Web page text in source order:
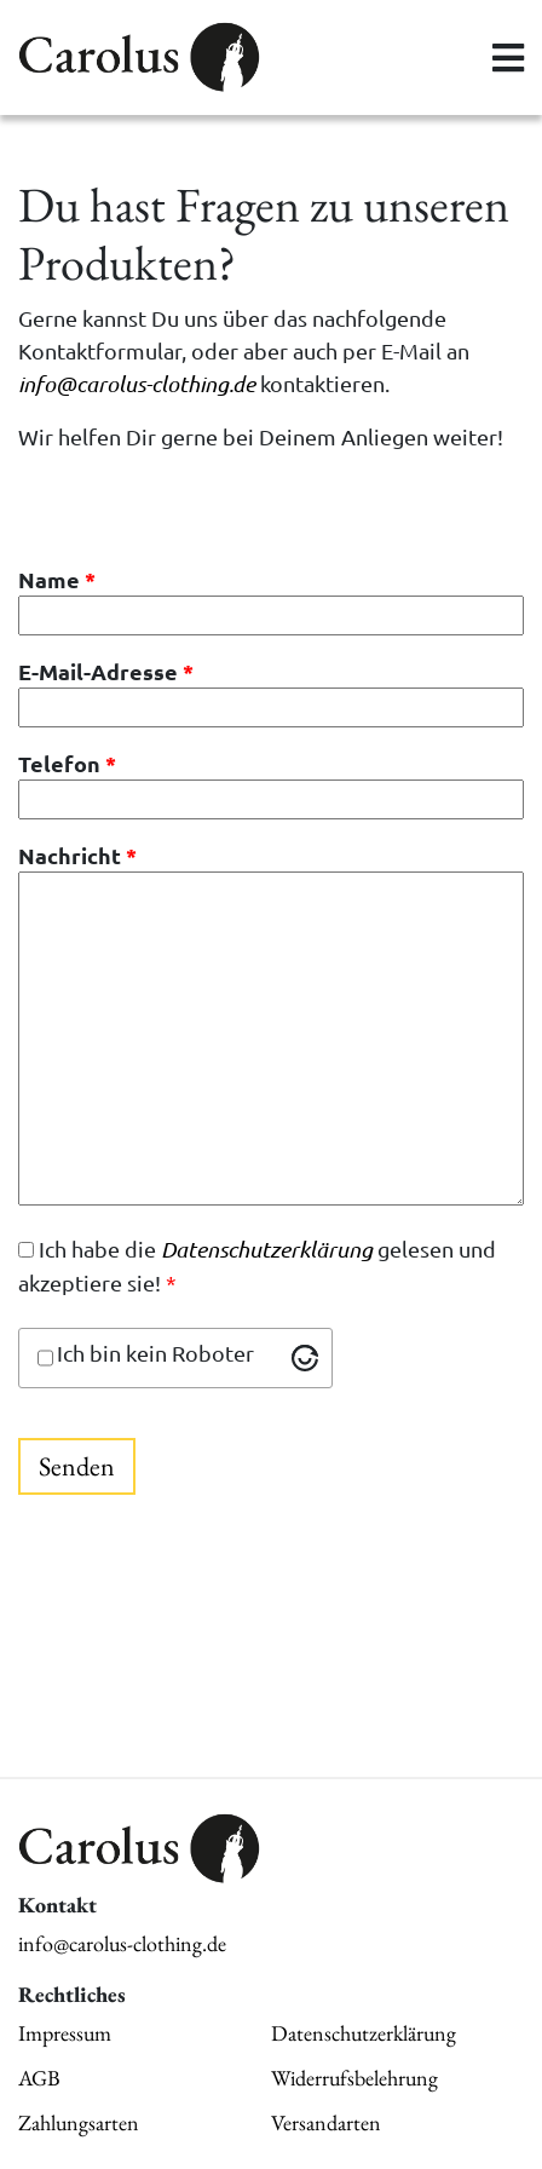
Du hast Fragen zu unseren
Produkten?
Gerne kannst Du uns über das nachfolgende
Kontaktformular, oder aber auch per E-Mail an
info@carolus-clothing.dekontaktieren.
Wir helfen Dir gerne bei Deinem Anliegen weiter!
Name *
E-Mail-Adresse *
Telefon *
Nachricht *
Ich habe die Datenschutzerklärunggelesen und
akzeptiere sie! *
Ich bin kein Roboter
Kontakt
info@carolus-clothing.de
Rechtliches
Impressum
Datenschutzerklärung
AGB
Widerrufsbelehrung
Zahlungsarten
Versandarten